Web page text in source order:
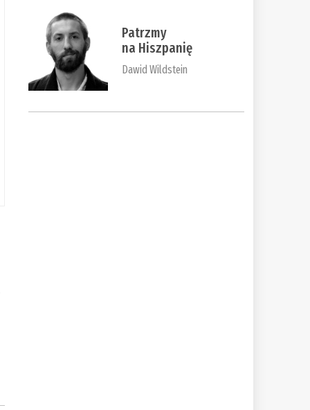
Patrzmy
na Hiszpanię
Dawid Wildstein